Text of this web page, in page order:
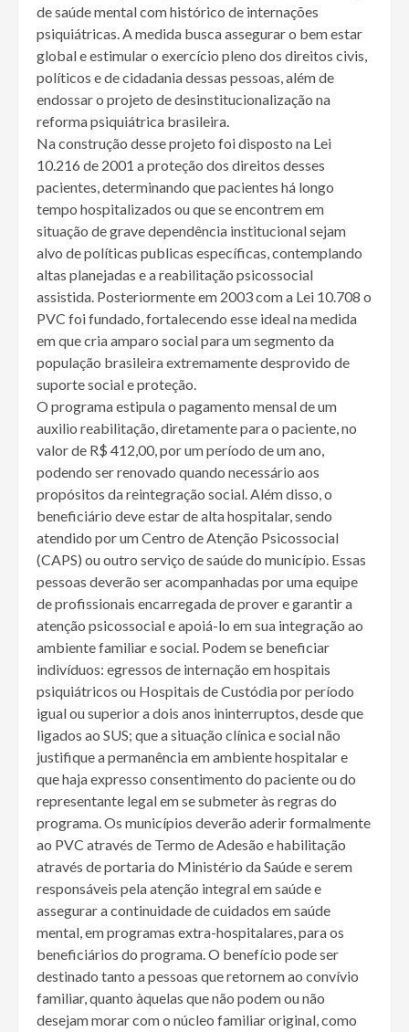
de saúde mental com histórico de internações
psiquiátricas. A medida busca assegurar o bem estar
global e estimular o exercício pleno dos direitos civis,
políticos e de cidadania dessas pessoas, além de
endossar o projeto de desinstitucionalização na
reforma psiquiátrica brasileira.
Na construção desse projeto foi disposto na Lei
10.216 de 2001 a proteção dos direitos desses
pacientes, determinando que pacientes há longo
tempo hospitalizados ou que se encontrem em
situação de grave dependência institucional sejam
alvo de políticas publicas específicas, contemplando
altas planejadas e a reabilitação psicossocial
assistida. Posteriormente em 2003 com a Lei 10.708 o
PVC foi fundado, fortalecendo esse ideal na medida
em que cria amparo social para um segmento da
população brasileira extremamente desprovido de
suporte social e proteção.
O programa estipula o pagamento mensal de um
auxilio reabilitação, diretamente para o paciente, no
valor de R$ 412,00, por um período de um ano,
podendo ser renovado quando necessário aos
propósitos da reintegração social. Além disso, o
beneficiário deve estar de alta hospitalar, sendo
atendido por um Centro de Atenção Psicossocial
(CAPS) ou outro serviço de saúde do município. Essas
pessoas deverão ser acompanhadas por uma equipe
de profissionais encarregada de prover e garantir a
atenção psicossocial e apoiá-lo em sua integração ao
ambiente familiar e social. Podem se beneficiar
indivíduos: egressos de internação em hospitais
psiquiátricos ou Hospitais de Custódia por período
igual ou superior a dois anos ininterruptos, desde que
ligados ao SUS; que a situação clínica e social não
justifique a permanência em ambiente hospitalar e
que haja expresso consentimento do paciente ou do
representante legal em se submeter às regras do
programa. Os municípios deverão aderir formalmente
ao PVC através de Termo de Adesão e habilitação
através de portaria do Ministério da Saúde e serem
responsáveis pela atenção integral em saúde e
assegurar a continuidade de cuidados em saúde
mental, em programas extra-hospitalares, para os
beneficiários do programa. O benefício pode ser
destinado tanto a pessoas que retornem ao convívio
familiar, quanto àquelas que não podem ou não
desejam morar com o núcleo familiar original, como